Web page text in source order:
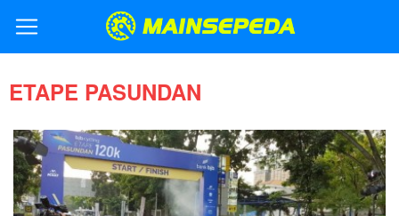
ETAPE PASUNDAN